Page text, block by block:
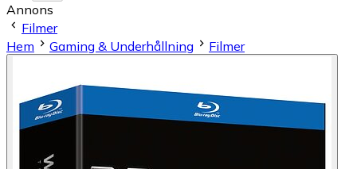
Annons
Filmer
Hem
Gaming & Underhållning Filmer